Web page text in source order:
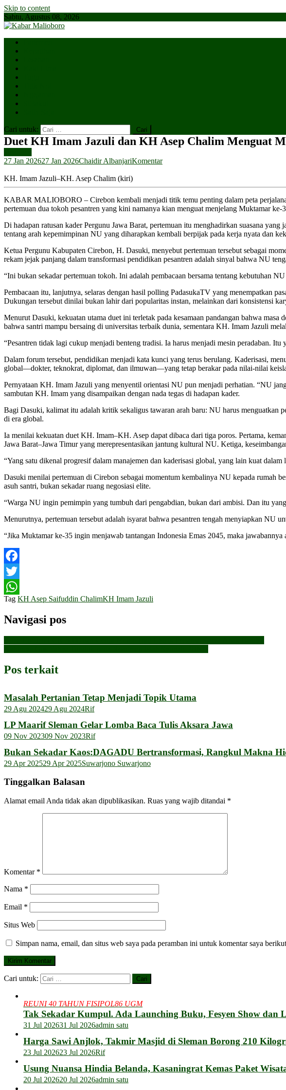
Skip to content
Sabtu, Agustus 08, 2026
Cari untuk:
Duet KH Imam Jazuli dan KH Asep Chalim Menguat
27 Jan 202627 Jan 2026Chaidir AlbanjariKomentar
KH. Imam Jazuli–KH. Asep Chalim (kiri)
KABAR MALIOBORO – Cirebon kembali menjadi titik temu penting dalam peta
pertemuan dua tokoh pesantren yang kini namanya kian menguat menjelang Muktamar
Di hadapan ratusan kader Pergunu Jawa Barat, pertemuan itu menghadirkan suasana
tentang arah kepemimpinan NU yang diharapkan kembali berpijak pada kerja nyata dan
Ketua Pergunu Kabupaten Cirebon, H. Dasuki, menyebut pertemuan tersebut sebagai
rekam jejak panjang dalam transformasi pendidikan pesantren adalah sinyal bahwa NU
“Ini bukan sekadar pertemuan tokoh. Ini adalah pembacaan bersama tentang kebutuhan
Pembacaan itu, lanjutnya, selaras dengan hasil polling PadasukaTV yang menempatkan
Dukungan tersebut dinilai bukan lahir dari popularitas instan, melainkan dari konsistensi
Menurut Dasuki, kekuatan utama duet ini terletak pada kesamaan pandangan bahwa
bahwa santri mampu bersaing di universitas terbaik dunia, sementara KH. Imam Jazuli
“Pesantren tidak lagi cukup menjadi benteng tradisi. Ia harus menjadi mesin peradaban. Itu
Dalam forum tersebut, pendidikan menjadi kata kunci yang terus berulang. Kaderisasi,
global—dokter, teknokrat, diplomat, dan ilmuwan—yang tetap berakar pada nilai-nilai
Pernyataan KH. Imam Jazuli yang menyentil orientasi NU pun menjadi perhatian. “NU
sambutan KH. Imam yang disampaikan dengan nada tegas di hadapan kader.
Bagi Dasuki, kalimat itu adalah kritik sekaligus tawaran arah baru: NU harus menguatkan
di era global.
Ia menilai kekuatan duet KH. Imam–KH. Asep dapat dibaca dari tiga poros. Pertama,
Jawa Barat–Jawa Timur yang merepresentasikan jantung kultural NU. Ketiga,
“Yang satu dikenal progresif dalam manajemen dan kaderisasi global, yang lain kuat
Dasuki menilai pertemuan di Cirebon sebagai momentum kembalinya NU kepada rumah
asuh santri, bukan sekadar ruang negosiasi elite.
“Warga NU ingin pemimpin yang tumbuh dari pengabdian, bukan dari ambisi. Dan itu
Menurutnya, pertemuan tersebut adalah isyarat bahwa pesantren tengah menyiapkan
“Jika Muktamar ke-35 ingin menjawab tantangan Indonesia Emas 2045, maka
Facebook
Twitter
WhatsApp
Tag KH Asep Saifuddin ChalimKH Imam Jazuli
Navigasi pos
Pos terkait
Masalah Pertanian Tetap Menjadi Topik Utama
29 Agu 202429 Agu 2024Rif
LP Maarif Sleman Gelar Lomba Baca Tulis Aksara Jawa
09 Nov 202309 Nov 2023Rif
Bukan Sekadar Kaos:DAGADU Bertransformasi, Rangkul Makna
29 Apr 202529 Apr 2025Suwarjono Suwarjono
Tinggalkan Balasan
Alamat email Anda tidak akan dipublikasikan. Ruas yang wajib ditandai *
Komentar *
Nama *
Email *
Situs Web
Simpan nama, email, dan situs web saya pada peramban ini untuk komentar saya
Cari untuk:
REUNI 40 TAHUN FISIPOL86 UGM
Tak Sekadar Kumpul. Ada Launching Buku, Fesyen Show dan
31 Jul 202631 Jul 2026admin satu
Harga Sawi Anjlok, Takmir Masjid di Sleman Borong 210
23 Jul 202623 Jul 2026Rif
Usung Nuansa Hindia Belanda, Kasaningrat Kemas Paket
20 Jul 202620 Jul 2026admin satu